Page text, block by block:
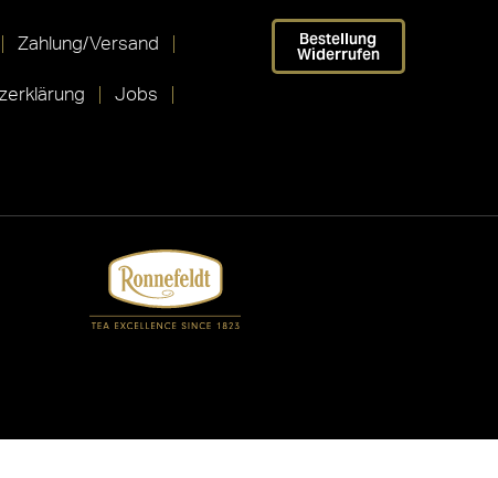
Zahlung/Versand
Jobs
Bestellung
Widerrufen